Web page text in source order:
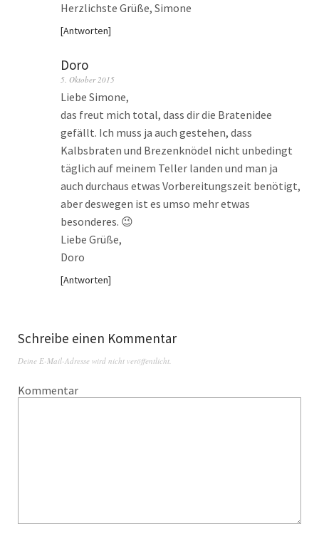
Herzlichste Grüße, Simone
Antworten
Doro
5. Oktober 2015
Liebe Simone,
das freut mich total, dass dir die Bratenidee
gefällt. Ich muss ja auch gestehen, dass
Kalbsbraten und Brezenknödel nicht unbedingt
täglich auf meinem Teller landen und man ja
auch durchaus etwas Vorbereitungszeit benötigt,
aber deswegen ist es umso mehr etwas
besonderes. 😉
Liebe Grüße,
Doro
Antworten
Schreibe einen Kommentar
Deine E-Mail-Adresse wird nicht veröffentlicht.
Kommentar